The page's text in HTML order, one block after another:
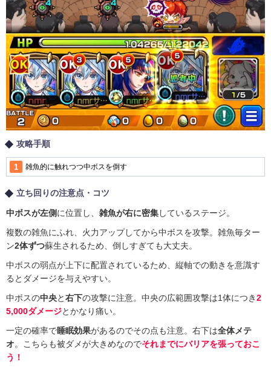
攻略手順
雑魚的に触れつつ中ボスを倒す
立ち回りの注意点・コツ
中ボスが左側に位置し、 雑魚が右に密集しているステージ。
複数の雑魚にふれ、火力アップしてから中ボスを攻撃。雑魚毎ター
ン2体ずつ蘇生されるため、倒しすぎても大丈夫。
中ボスの弱点が上下に配置されているため、縦軸での動きを意識す
るとダメージを与えやすい。
中ボスの中央と右下の攻撃に注意。中央の広範囲攻撃は1体につき2
5,000ダメージとかなり痛い。
一定の確率で睡眠効果があるのでその点も注意。右下は全体メテ
オ。こちらも被ダメが大きめなのでそれまでにバリアを張っておこ
う！